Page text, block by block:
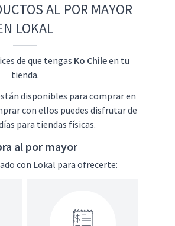
AL POR MAYOR
LOKAL
de que tengas Ko Chileen tu
tienda.
disponibles para comprar en
con ellos puedes disfrutar de
para tiendas físicas.
al por mayor
con Lokal para ofrecerte: